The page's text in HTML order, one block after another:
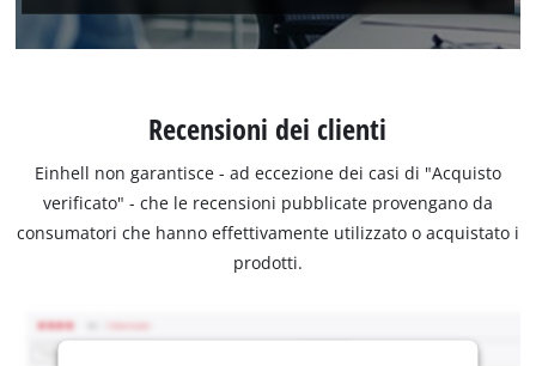
Recensioni dei clienti
Einhell non garantisce - ad eccezione dei casi di "Acquisto
verificato" - che le recensioni pubblicate provengano da
consumatori che hanno effettivamente utilizzato o acquistato i
prodotti.